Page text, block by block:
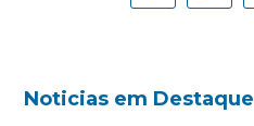
Noticias em Destaque